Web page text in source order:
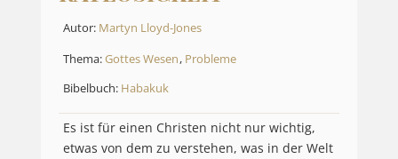
Autor: Martyn Lloyd-Jones
Thema:Gottes Wesen, Probleme
Bibelbuch: Habakuk
Es ist für einen Christen nicht nur wichtig,
etwas von dem zu verstehen, was in der Welt